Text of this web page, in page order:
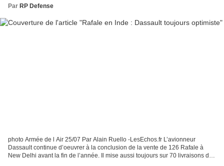
Par RP Defense
photo Armée de l Air 25/07 Par Alain Ruello -LesEchos.fr L’avionneur
Dassault continue d’oeuvrer à la conclusion de la vente de 126 Rafale à
New Delhi avant la fin de l’année. Il mise aussi toujours sur 70 livraisons de